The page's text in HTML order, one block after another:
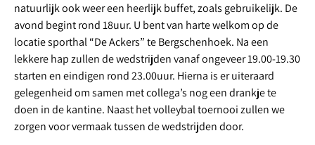
natuurlijk ook weer een heerlijk buffet, zoals gebruikelijk. De
avond begint rond 18uur. U bent van harte welkom op de
locatie sporthal “De Ackers” te Bergschenhoek. Na een
lekkere hap zullen de wedstrijden vanaf ongeveer 19.00-19.30
starten en eindigen rond 23.00uur. Hierna is er uiteraard
gelegenheid om samen met collega’s nog een drankje te
doen in de kantine. Naast het volleybal toernooi zullen we
zorgen voor vermaak tussen de wedstrijden door.